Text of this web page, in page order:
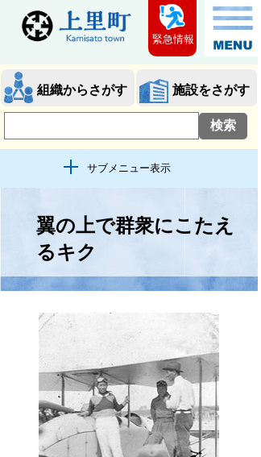
組織からさがす 施設をさがす
サブメニュー表示
緊急情報
翼の上で群衆にこたえ
るキク